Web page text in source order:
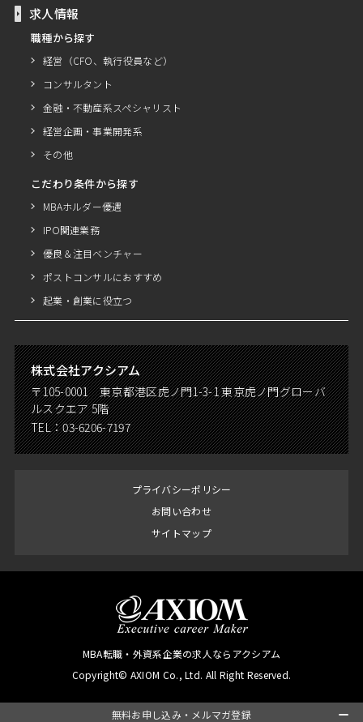
無料お申し込み・メルマガ登録
求人情報
職種から探す
経営（CFO、執行役員など）
コンサルタント
金融・不動産系スペシャリスト
経営企画・事業開発系
その他
こだわり条件から探す
MBAホルダー優遇
IPO関連業務
優良＆注目ベンチャー
ポストコンサルにおすすめ
起業・創業に役立つ
株式会社アクシアム
〒105-0001 東京都港区虎ノ門1-3-1 東京虎ノ門グローバ
ルスクエア 5階
TEL：03-6206-7197
プライバシーポリシー
お問い合わせ
サイトマップ
MBA転職・外資系企業の求人ならアクシアム
Copyright© AXIOM Co., Ltd. All Right Reserved.